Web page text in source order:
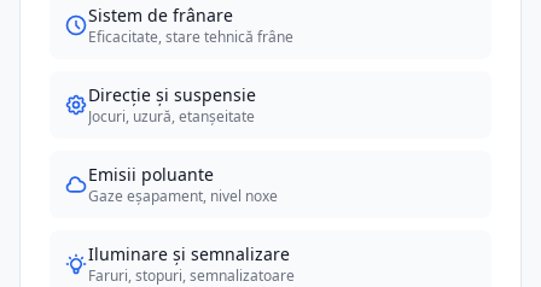
Sistem de frânare
Eficacitate, stare tehnică frâne
Direcție și suspensie
Jocuri, uzură, etanșeitate
Emisii poluante
Gaze eșapament, nivel noxe
Iluminare și semnalizare
Faruri, stopuri, semnalizatoare